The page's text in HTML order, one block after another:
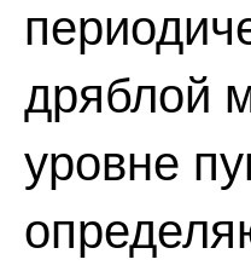
дряблой
уровне